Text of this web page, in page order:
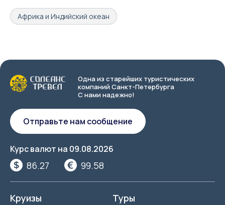
Африка и Индийский океан
Одна из старейших туристических
компаний Санкт-Петербурга
С нами надежно!
Курс валют на 09.08.2026
86.27 99.58
Отправьте нам сообщение
Круизы Туры